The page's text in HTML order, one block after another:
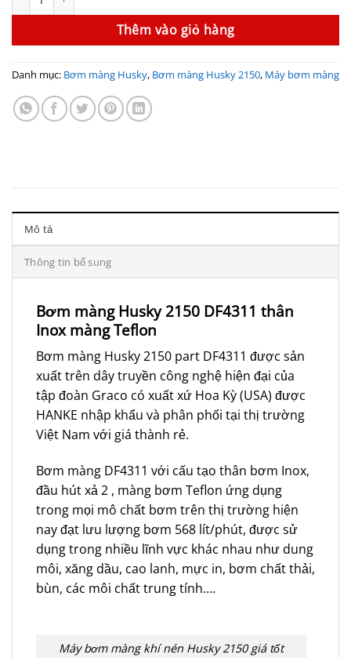
Thêm vào giỏ hàng
Danh mục: Bơm màng Husky, Bơm màng Husky 2150, Máy bơm màng
Mô tả
Thông tin bổ sung
Bơm màng Husky 2150 DF4311 thân
Inox màng Teflon
Bơm màng Husky 2150 part DF4311 được sản
xuất trên dây truyền công nghệ hiện đại của
tập đoàn Graco có xuất xứ Hoa Kỳ (USA) được
HANKE nhập khẩu và phân phối tại thị trường
Việt Nam với giá thành rẻ.
Bơm màng DF4311 với cấu tạo thân bơm Inox,
đầu hút xả 2 , màng bơm Teflon ứng dụng
trong mọi mô chất bơm trên thị trường hiện
nay đạt lưu lượng bơm 568 lít/phút, được sử
dụng trong nhiều lĩnh vực khác nhau như dung
môi, xăng dầu, cao lanh, mực in, bơm chất thải,
bùn, các môi chất trung tính….
Máy bơm màng khí nén Husky 2150 giá tốt